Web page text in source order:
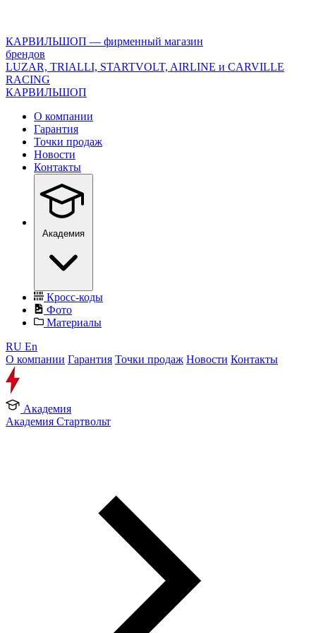
version="1.0"
encoding="utf-
8"?
>
КАРВИЛЬШОП — фирменный магазин
брендов
LUZAR, TRIALLI, STARTVOLT, AIRLINE и CARVILLE
RACING
КАРВИЛЬШОП
О компании
Гарантия
Точки продаж
Новости
Контакты
Академия
Кросс-коды
Фото
Материалы
RU En
О компании Гарантия Точки продаж Новости Контакты
Академия
Академия Стартвольт